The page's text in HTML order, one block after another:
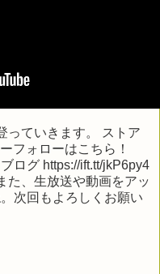
っていきます。 ストア
フォローはこちら！
ログ https://ift.tt/jkP6py4
た、生放送や動画をアッ
次回もよろしくお願い